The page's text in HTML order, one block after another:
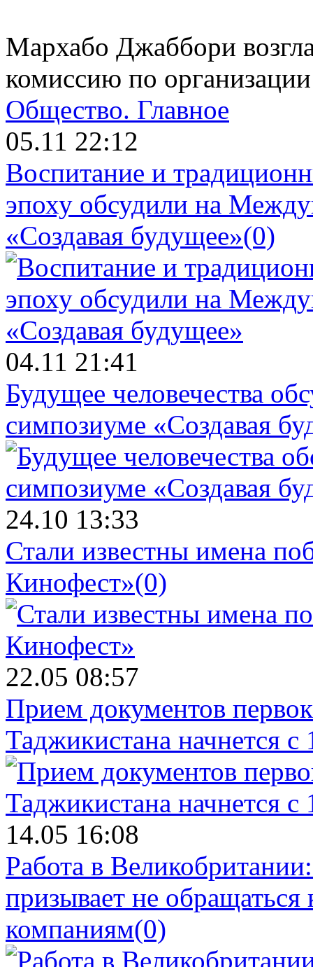
Мархабо Джаббори
комиссию по
Общество. Главное
05.11 22:12
Воспитание и
эпоху обсудили на
«Создавая будущее»(0)
04.11 21:41
Будущее человечества
симпозиуме «Создавая
24.10 13:33
Стали известны имена
Кинофест»(0)
22.05 08:57
Прием документов
Таджикистана начнется с
14.05 16:08
Работа в
призывает не
компаниям(0)